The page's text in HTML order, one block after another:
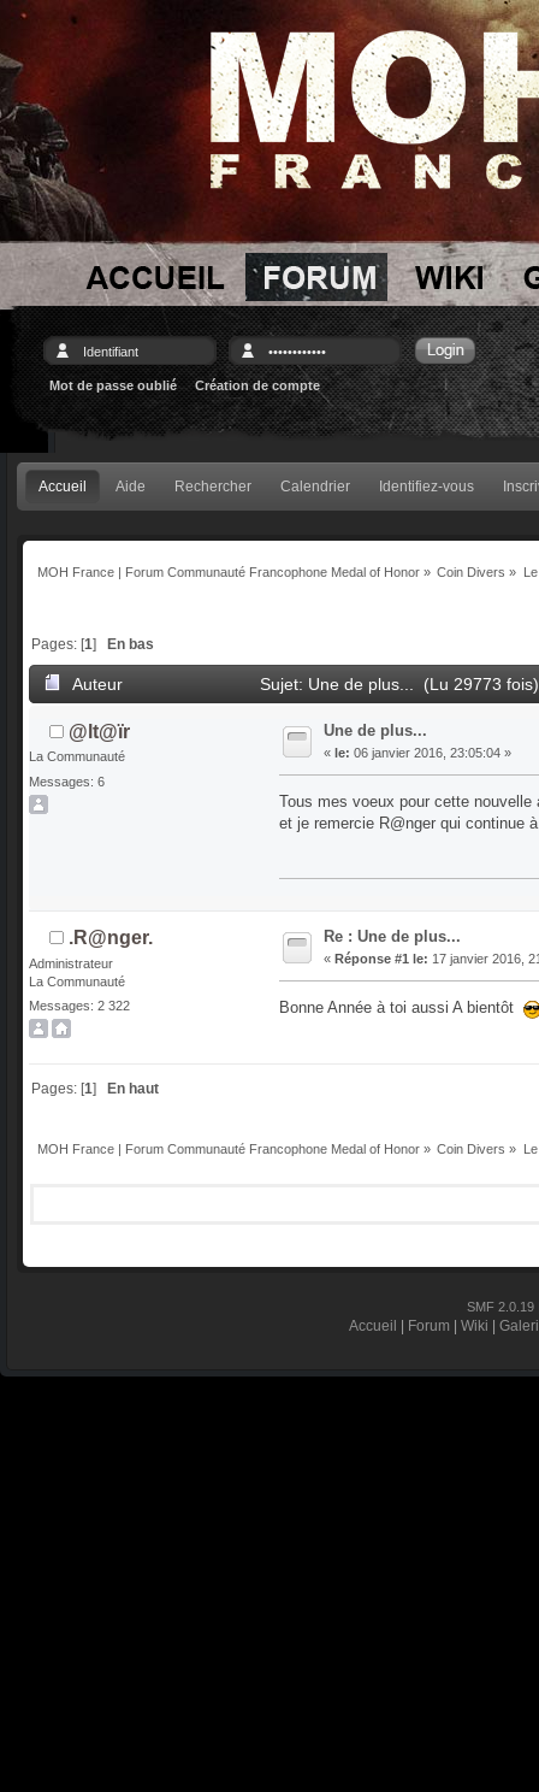
Mot de passe oublié Création de compte
Accueil Aide Rechercher Calendrier Identifiez-vous
MOH France | Forum Communauté Francophone Medal of Honor» Coin Divers »
Pages: [1]En bas
Auteur Sujet: Une de plus... (Lu 29773 fois)
@lt@ïr
La Communauté
Messages: 6
Une de plus...
« le: 06 janvier 2016, 23:05:04 »
Tous mes voeux pour cette
et je remercie R@nger qui continue
.R@nger.
Administrateur
La Communauté
Messages: 2 322
Re : Une de plus...
« Réponse #1 le: 17 janvier 2016,
Bonne Année à toi aussi A bientôt
Pages: [1]En haut
MOH France | Forum Communauté Francophone Medal of Honor» Coin Divers »
SMF 2.0.19
Accueil Forum Wiki